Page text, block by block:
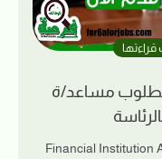
بنك الخرطوم 2026 | مطلوب مساعد/ة